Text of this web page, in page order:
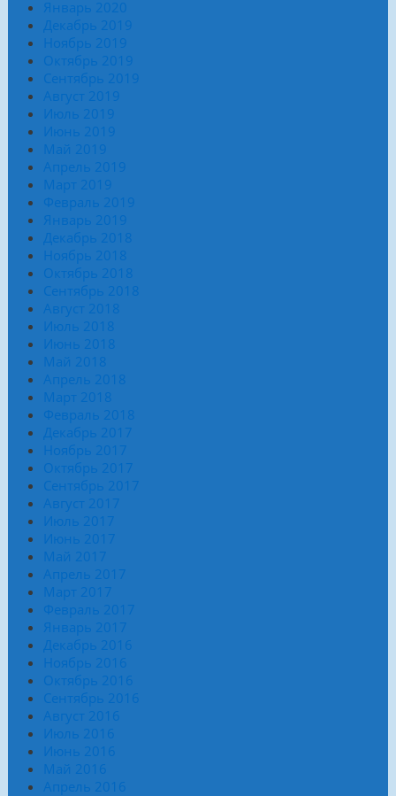
Январь 2020
Декабрь 2019
Ноябрь 2019
Октябрь 2019
Сентябрь 2019
Август 2019
Июль 2019
Июнь 2019
Май 2019
Апрель 2019
Март 2019
Февраль 2019
Январь 2019
Декабрь 2018
Ноябрь 2018
Октябрь 2018
Сентябрь 2018
Август 2018
Июль 2018
Июнь 2018
Май 2018
Апрель 2018
Март 2018
Февраль 2018
Декабрь 2017
Ноябрь 2017
Октябрь 2017
Сентябрь 2017
Август 2017
Июль 2017
Июнь 2017
Май 2017
Апрель 2017
Март 2017
Февраль 2017
Январь 2017
Декабрь 2016
Ноябрь 2016
Октябрь 2016
Сентябрь 2016
Август 2016
Июль 2016
Июнь 2016
Май 2016
Апрель 2016